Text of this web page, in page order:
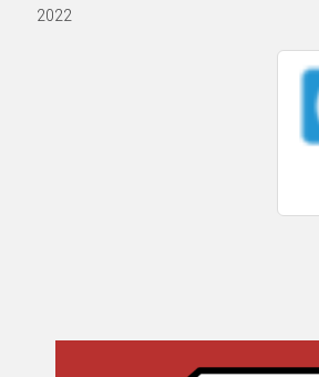
2022